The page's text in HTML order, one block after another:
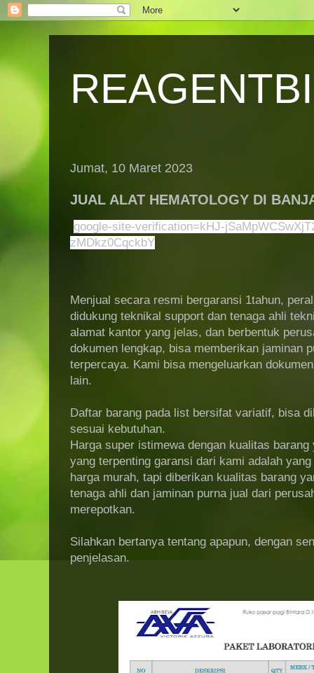
Jumat, 10 Maret 2023
JUAL ALAT HEMATOLOGY DI
google-site-verification=kHJ-
zMDkz0CqckbY
Menjual secara resmi bergaransi 1tahun,
didukung teknikal support dan tenaga ahli
alamat kantor yang jelas, dan berbentuk
dokumen lengkap, bisa memberikan jaminan
terpercaya. Kami bisa mengeluarkan
lain.
Daftar barang pada list bersifat variatif, bisa
sesuai kebutuhan.
Harga super istimewa dengan kualitas
yang terpenting garansi dari kami adalah
harga murah, tapi diberikan kualitas barang
tenaga ahli dan jaminan purna jual dari
merepotkan.
Silahkan bertanya tentang apapun, dengan
penjelasan.